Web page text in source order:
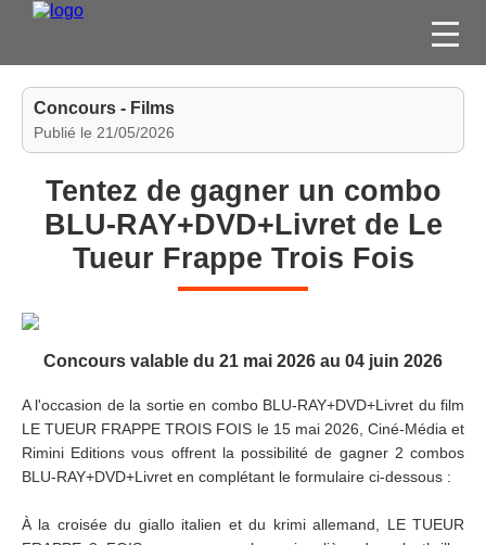
FILMS
JEUX VIDÉO
CONCOURS
MEMBRE
Concours - Films
Publié le 21/05/2026
Tentez de gagner un combo
BLU-RAY+DVD+Livret de Le
Tueur Frappe Trois Fois
Concours valable du 21 mai 2026 au 04 juin 2026
A l'occasion de la sortie en combo BLU-RAY+DVD+Livret du film
LE TUEUR FRAPPE TROIS FOIS le 15 mai 2026, Ciné-Média et
Rimini Editions vous offrent la possibilité de gagner 2 combos
BLU-RAY+DVD+Livret en complétant le formulaire ci-dessous :
À la croisée du giallo italien et du krimi allemand, LE TUEUR